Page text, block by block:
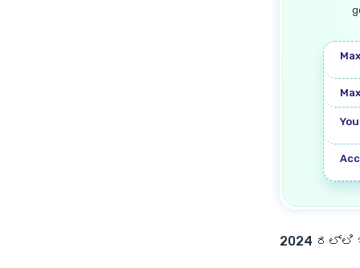
2024 ರಲ್ಲಿ